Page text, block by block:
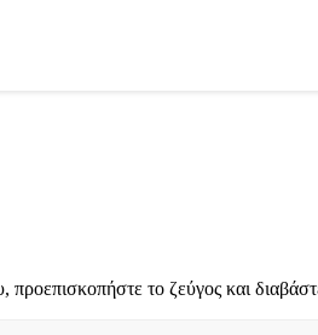
προεπισκοπήστε το ζεύγος και